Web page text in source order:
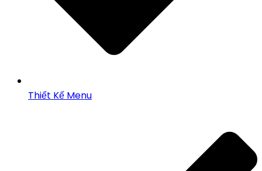
Thiết Kế Menu